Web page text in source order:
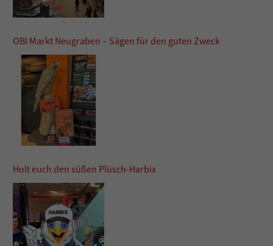
OBI Markt Neugraben – Sägen für den guten Zweck
Holt euch den süßen Plüsch-Harbix